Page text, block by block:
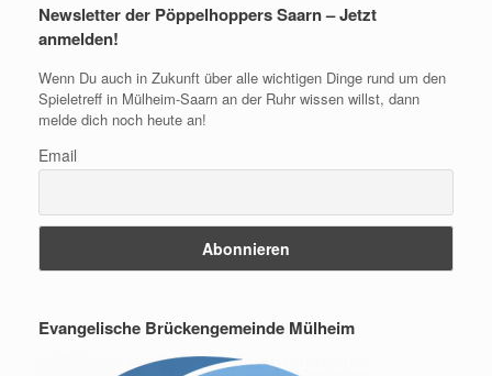
Newsletter der Pöppelhoppers Saarn – Jetzt
anmelden!
Wenn Du auch in Zukunft über alle wichtigen Dinge rund um den
Spieletreff in Mülheim-Saarn an der Ruhr wissen willst, dann
melde dich noch heute an!
Email
Evangelische Brückengemeinde Mülheim